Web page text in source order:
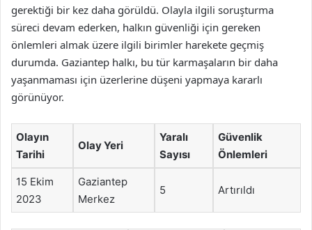
gerektiği bir kez daha görüldü. Olayla ilgili soruşturma
süreci devam ederken, halkın güvenliği için gereken
önlemleri almak üzere ilgili birimler harekete geçmiş
durumda. Gaziantep halkı, bu tür karmaşaların bir daha
yaşanmaması için üzerlerine düşeni yapmaya kararlı
görünüyor.
Olayın
Tarihi
Olay Yeri
Yaralı
Sayısı
Güvenlik
Önlemleri
15 Ekim
2023
Gaziantep
Merkez
5 Artırıldı